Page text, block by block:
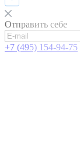
Отправить себе
+7 (495) 154-94-75